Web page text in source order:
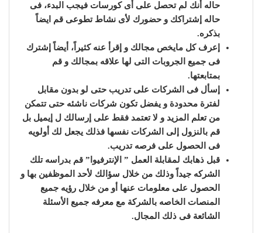
حاله أنك لم تحصل على أى كورسات فيجب البدء، فى
حاله إشتراكك و حضورك لأى نشاط تطوعى قم ايضاً
بذكره.
إعرف كل مايخص مجالك و إقرأ عنه كثيراً، أيضاً إشترك
فى جميع الجروبات التى لها علاقه بمجالك و قم
بمتابعتها.
إسأل فى الشركات على تدريب حتى لو بدون مقابل
لفترة محدودة و يفضل تكون شركات ناشئه حتى تتمكن
من تعلم المزيد و لا تعتمد فقط على إرسالك ل إيميل بل
قم بالنزول إلى الشركات نفسها فذلك يجعل لك أولويه
فى الحصول على فرصه تدريب.
قبل ذهابك لمقابلة العمل ” الإنترفيوا” قم بدراسه تلك
الشركه جيداً وذلك من خلال سؤالك لأحد الموظفين بها و
الحصول على معلومات عنها أو من خلال رؤيه جميع
المنصات الخاصه بالشركة مع معرفه جميع الأسئلة
الشائعة فى ذلك المجال.